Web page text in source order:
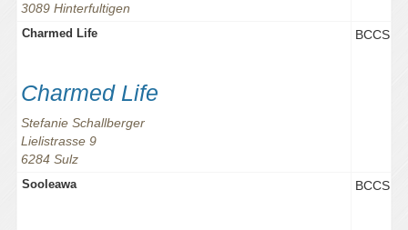
3089 Hinterfultigen
Charmed Life
Charmed Life
Stefanie Schallberger
Lielistrasse 9
6284 Sulz
BCCS
Sooleawa BCCS